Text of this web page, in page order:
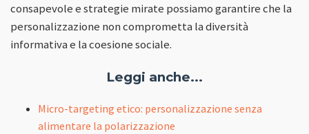
consapevole e strategie mirate possiamo garantire che la
personalizzazione non comprometta la diversità
informativa e la coesione sociale.
Leggi anche...
Micro-targeting etico: personalizzazione senza
alimentare la polarizzazione